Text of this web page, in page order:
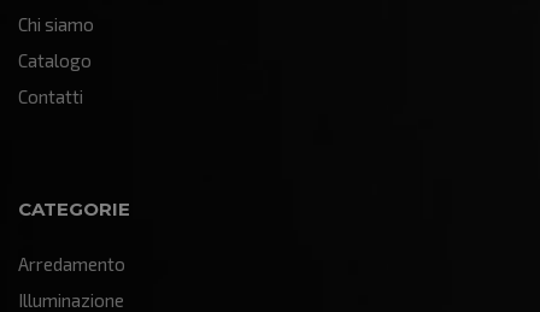
Chi siamo
Catalogo
Contatti
CATEGORIE
Arredamento
Illuminazione